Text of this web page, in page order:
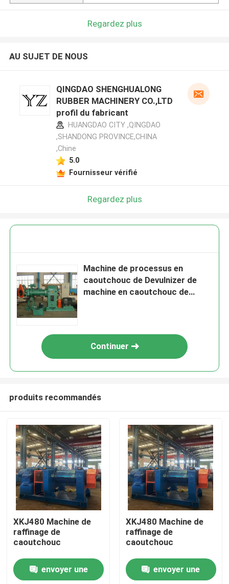
Maison
Produits
Vidéos
Regardez plus
AU SUJET DE NOUS
QINGDAO SHENGHUALONG
RUBBER MACHINERY CO.,LTD
profil du fabricant
HUANGDAO CITY ,QINGDAO
,SHANDONG PROVINCE,CHINA
,Chine
5.0
Fournisseur vérifié
Regardez plus
Machine de processus en
caoutchouc de Devulnizer de
machine en caoutchouc de
Continuer
produits recommandés
XKJ480 Machine de
raffinage de
caoutchouc
envoyer une
XKJ480 Machine de
raffinage de
caoutchouc
envoyer une